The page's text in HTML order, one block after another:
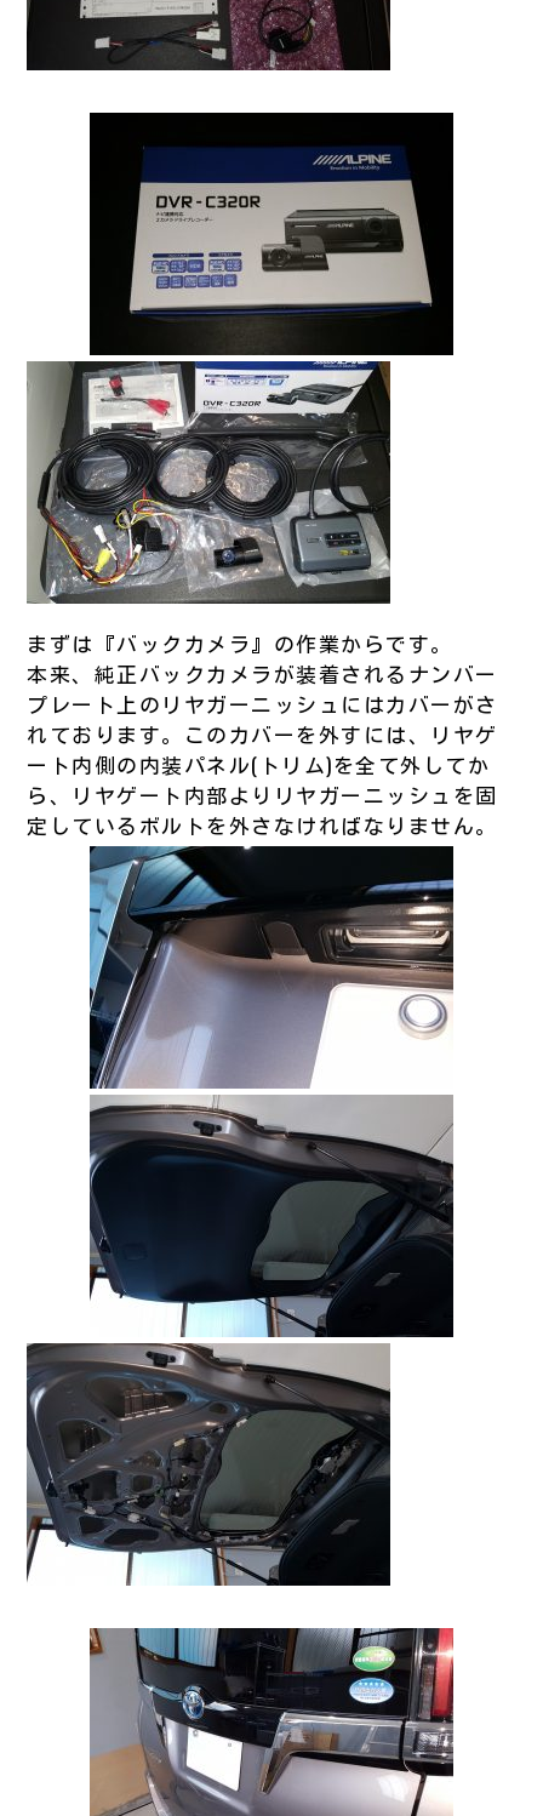
まずは『バックカメラ』の作業からです。
本来、純正バックカメラが装着されるナンバー
プレート上のリヤガーニッシュにはカバーがさ
れております。このカバーを外すには、リヤゲ
ート内側の内装パネル(トリム)を全て外してか
ら、リヤゲート内部よりリヤガーニッシュを固
定しているボルトを外さなければなりません。